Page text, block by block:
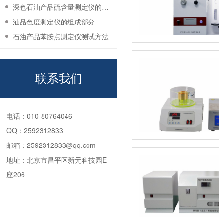
深色石油产品硫含量测定仪的工作环境要求
油品色度测定仪的组成部分
石油产品苯胺点测定仪测试方法
联系我们
电话： 010-80764046
QQ： 2592312833
邮箱： 2592312833@qq.com
地址： 北京市昌平区新元科技园E
座206